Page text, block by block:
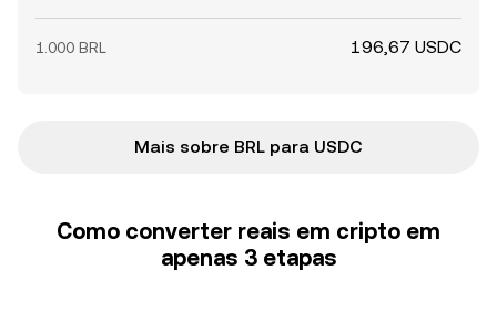
1.000 BRL 196,67 USDC
Mais sobre BRL para USDC
Como converter reais em cripto em
apenas 3 etapas